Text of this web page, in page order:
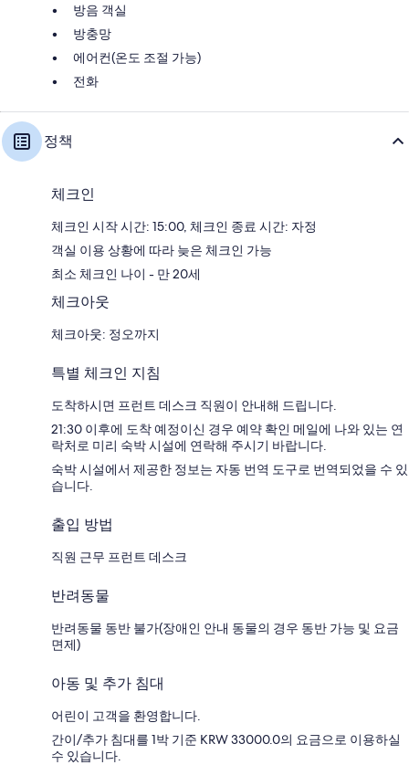
방음 객실
방충망
에어컨(온도 조절 가능)
전화
정책
체크인
체크인 시작 시간: 15:00, 체크인 종료 시간: 자정
객실 이용 상황에 따라 늦은 체크인 가능
최소 체크인 나이 - 만 20세
체크아웃
체크아웃: 정오까지
특별 체크인 지침
도착하시면 프런트 데스크 직원이 안내해 드립니다.
21:30 이후에 도착 예정이신 경우 예약 확인 메일에 나와 있는 연
락처로 미리 숙박 시설에 연락해 주시기 바랍니다.
숙박 시설에서 제공한 정보는 자동 번역 도구로 번역되었을 수 있
습니다.
출입 방법
직원 근무 프런트 데스크
반려동물
반려동물 동반 불가(장애인 안내 동물의 경우 동반 가능 및 요금
면제)
아동 및 추가 침대
어린이 고객을 환영합니다.
간이/추가 침대를 1박 기준 KRW 33000.0의 요금으로 이용하실
수 있습니다.